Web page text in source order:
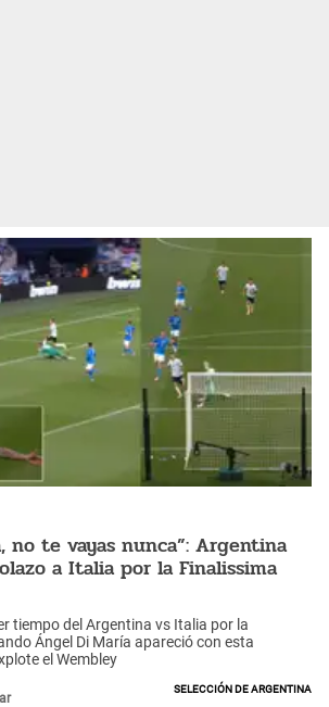
no te vayas nunca”: Argentina
a Italia por la Finalissima
tiempo del Argentina vs Italia por la
Ángel Di María apareció con esta
el Wembley
Selección de Argentina